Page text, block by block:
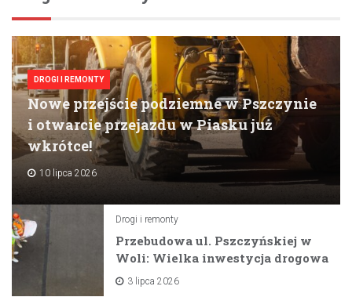
DROGI I REMONTY
Nowe przejście podziemne w Pszczynie
i otwarcie przejazdu w Piasku już
wkrótce!
10 lipca 2026
Drogi i remonty
Przebudowa ul. Pszczyńskiej w
Woli: Wielka inwestycja drogowa
na horyzoncie
3 lipca 2026